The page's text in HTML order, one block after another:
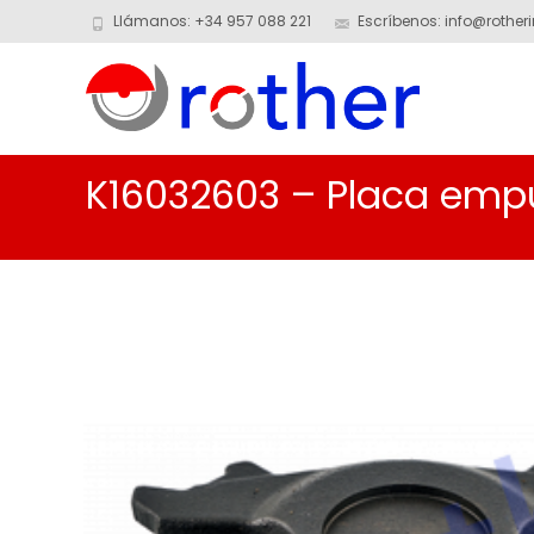
Llámanos: +34 957 088 221 Escríbenos:
K16032603 – Placa